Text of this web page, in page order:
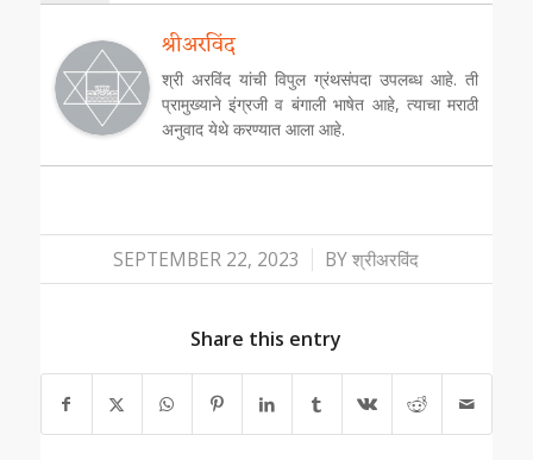
श्रीअरविंद
श्री अरविंद यांची विपुल ग्रंथसंपदा उपलब्ध आहे. ती
प्रामुख्याने इंग्रजी व बंगाली भाषेत आहे, त्याचा मराठी
अनुवाद येथे करण्यात आला आहे.
SEPTEMBER 22, 2023
/ BYश्रीअरविंद
Share this entry